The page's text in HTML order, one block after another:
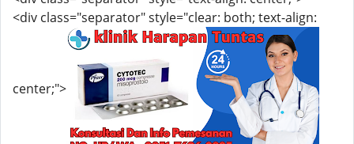
<div class="separator" style="clear: both; text-align:
center;">